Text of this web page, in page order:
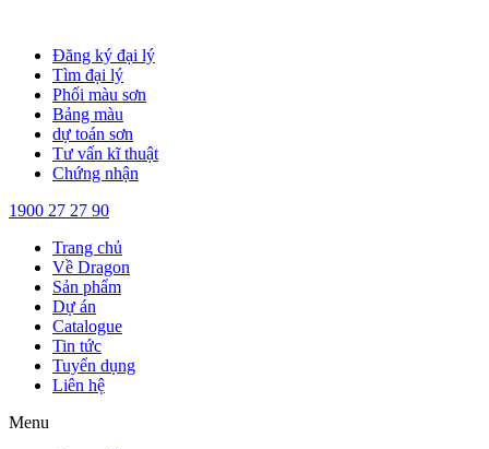
dung
Đăng ký đại lý
Tìm đại lý
Phối màu sơn
Bảng màu
dự toán sơn
Tư vấn kĩ thuật
Chứng nhận
1900 27 27 90
Trang chủ
Về Dragon
Sản phẩm
Dự án
Catalogue
Tin tức
Tuyển dụng
Liên hệ
Menu